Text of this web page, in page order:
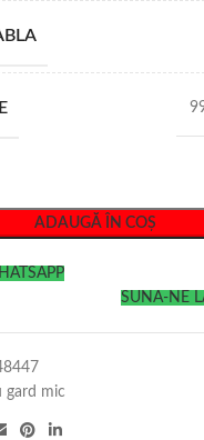
ADAUGĂ ÎN COȘ
SUNA-NE
gard mic